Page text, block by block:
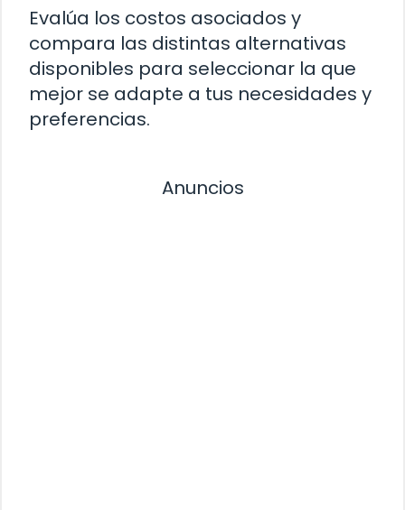
Evalúa los costos asociados y
compara las distintas alternativas
disponibles para seleccionar la que
mejor se adapte a tus necesidades y
preferencias.
Anuncios